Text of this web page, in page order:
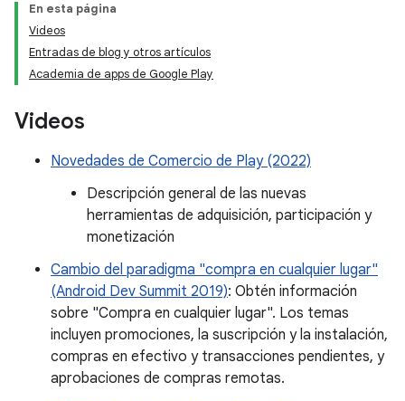
En esta página
Videos
Entradas de blog y otros artículos
Academia de apps de Google Play
Videos
Novedades de Comercio de Play (2022)
Descripción general de las nuevas
herramientas de adquisición, participación y
monetización
Cambio del paradigma "compra en cualquier lugar"
(Android Dev Summit 2019): Obtén información
sobre "Compra en cualquier lugar". Los temas
incluyen promociones, la suscripción y la instalación,
compras en efectivo y transacciones pendientes, y
aprobaciones de compras remotas.